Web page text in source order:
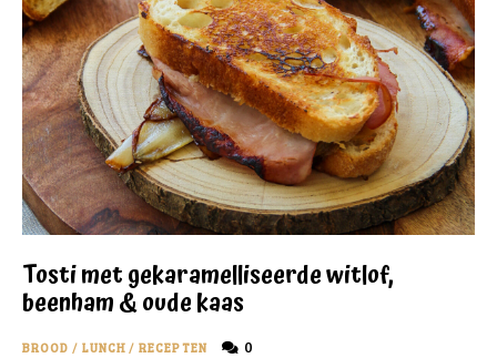
Tosti met gekaramelliseerde witlof,
beenham & oude kaas
BROOD / LUNCH / RECEPTEN 0